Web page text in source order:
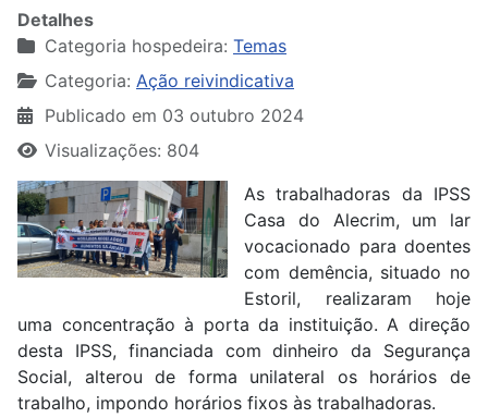
Detalhes
Categoria hospedeira: Temas
Categoria: Ação reivindicativa
Publicado em 03 outubro 2024
Visualizações: 804
As trabalhadoras da IPSS
Casa do Alecrim, um lar
vocacionado para doentes
com demência, situado no
Estoril, realizaram hoje
uma concentração à porta da instituição. A direção
desta IPSS, financiada com dinheiro da Segurança
Social, alterou de forma unilateral os horários de
trabalho, impondo horários fixos às trabalhadoras.